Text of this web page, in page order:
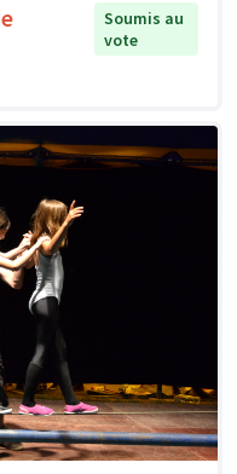
Soumis au
vote